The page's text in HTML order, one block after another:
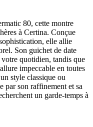
80, cette montre
à Certina. Conçue
elle allie
Son guichet de date
quotidien, tandis que
impeccable en toutes
style classique ou
par son raffinement et sa
un garde-temps à